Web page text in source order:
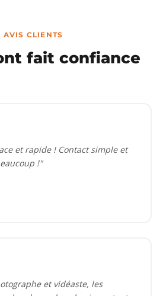
AVIS CLIENTS
fait confiance
et rapide ! Contact simple et
!"
et vidéaste, les